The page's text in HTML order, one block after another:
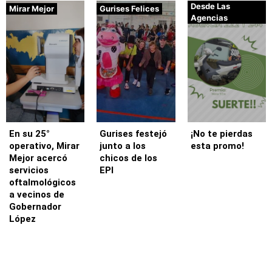
Mirar Mejor
En su 25°
operativo, Mirar
Mejor acercó
servicios
oftalmológicos
a vecinos de
Gobernador
López
Gurises Felices
Gurises festejó
junto a los
chicos de los
EPI
Desde Las
Agencias
¡No te pierdas
esta promo!